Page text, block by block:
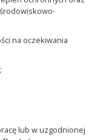
na oczekiwania
lub w uzgodnionej